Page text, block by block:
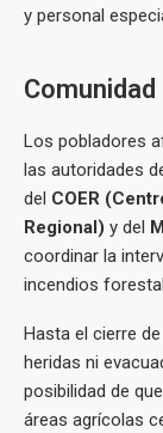
y personal
Los pobladores
las autoridades
del COER
Regional) y del
coordinar la
incendios
Hasta el cierre
heridas ni
posibilidad de
áreas agrícolas